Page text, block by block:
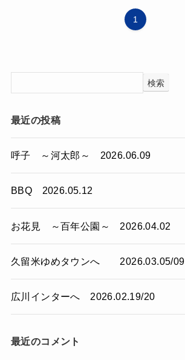
1
検索
最近の投稿
呼子 ～河太郎～ 2026.06.09
BBQ 2026.05.12
お花見 ～百年公園～ 2026.04.02
久留米ゆめタウンへ 2026.03.05/09
広川インターへ 2026.02.19/20
最近のコメント